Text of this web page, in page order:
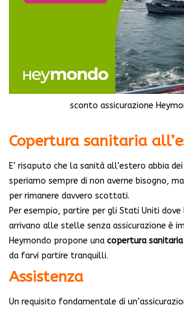
sconto assicurazione
Copertura sanitaria
E’ risaputo che la sanità all’estero abbia
speriamo sempre di non averne bisogno,
per rimanere davvero scottati.
Per esempio, partire per gli Stati Uniti dove
arrivano alle stelle senza assicurazione è
Heymondo propone una copertura
da farvi partire tranquilli.
Assistenza
Un requisito fondamentale di